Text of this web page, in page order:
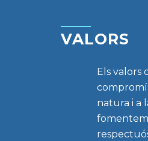
VALORS
Els valors
natura i a